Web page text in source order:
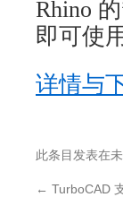
Rhino
即可使
详情与
此条目发表在
← TurboCAD